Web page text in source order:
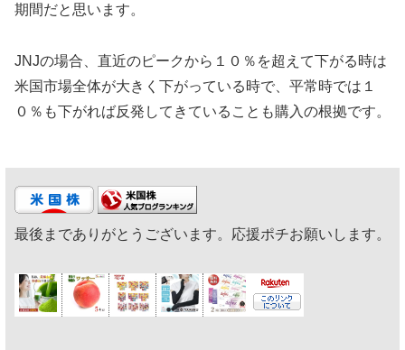
期間だと思います。
JNJの場合、直近のピークから１０％を超えて下がる時は
米国市場全体が大きく下がっている時で、平常時では１
０％も下がれば反発してきていることも購入の根拠です。
最後までありがとうございます。応援ポチお願いします。